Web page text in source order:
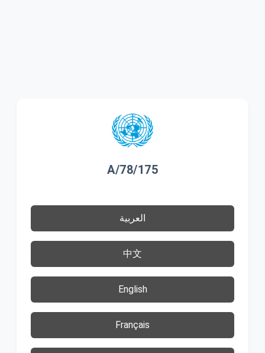
A/78/175
العربية
中文
English
Français